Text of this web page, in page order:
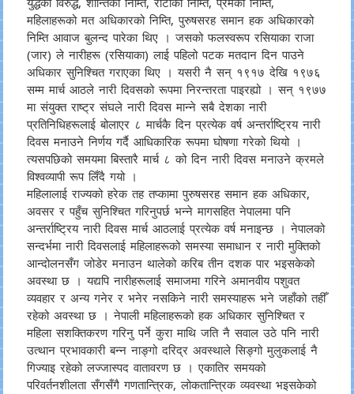
महिलाहरूको मत अधिकारको निम्ति, पुरुषसरह समान हक अधिकारको
निम्ति आवाज बुलन्द पारेका थिए । जसको फलस्वरूप रसियाका राजा
(जार) ले नारीहरू (रसियाका) लाई पहिलो पटक मतदान दिन पाउने
अधिकार सुनिश्चित गराएका थिए । यसरी नै सन् १९१७ देखि १९७६
सम्म मार्च आठले नारी दिवसको रूपमा निरन्तरता पाइरह्यो । सन् १९७७
मा संयुक्त राष्ट्र संघले नारी दिवस मान्ने सबै देशका नारी
प्रतिनिधिहरूलाई बोलाएर ८ मार्चकै दिन प्रत्येक वर्ष अन्तर्राष्ट्रिय नारी
दिवस मनाउने निर्णय गर्दै आधिकारिक रूपमा घोषणा गरेको थियो ।
त्यसपछिको समयमा बिस्तारै मार्च ८ को दिन नारी दिवस मनाउने क्रमले
विश्वव्यापी रूप लिँदै गयो ।
महिलालाई राज्यको हरेक तह तप्कामा पुरुषसरह समान हक अधिकार,
अवसर र पहुँच सुनिश्चित गरिनुपर्छ भन्ने मागसहित नेपालमा पनि
अन्तर्राष्ट्रिय नारी दिवस मार्च आठलाई प्रत्येक वर्ष मनाइन्छ । नेपालको
सन्दर्भमा नारी दिवसलाई महिलाहरूको समस्या समाधान र नारी मुक्तिको
आन्दोलनसँग जोडेर मनाउन थालेको करिब तीन दशक पार भइसकेको
अवस्था छ । यद्यपि नारीहरूलाई समाजमा गरिने अमानवीय पशुवत
व्यवहार र अन्य गनेर र भनेर नसकिने नारी समस्याहरू भने जहाँको तहीँ
रहेको अवस्था छ । नेपाली महिलाहरूको हक अधिकार सुनिश्चित र
महिला सशक्तिकरण गरिनु पर्ने कुरा माथि जति नै सवाल उठे पनि नारी
उत्थान प्रभावकारी बन्न नाङ्गो दरिद्र अवस्थाले सिङ्गो मुलुकलाई नै
गिज्याइ रहेको लज्जास्पद वातावरण छ । एकातिर समयको
परिवर्तनशीलता सँगसँगै गणतान्त्रिक, लोकतान्त्रिक व्यवस्था भइसकेको